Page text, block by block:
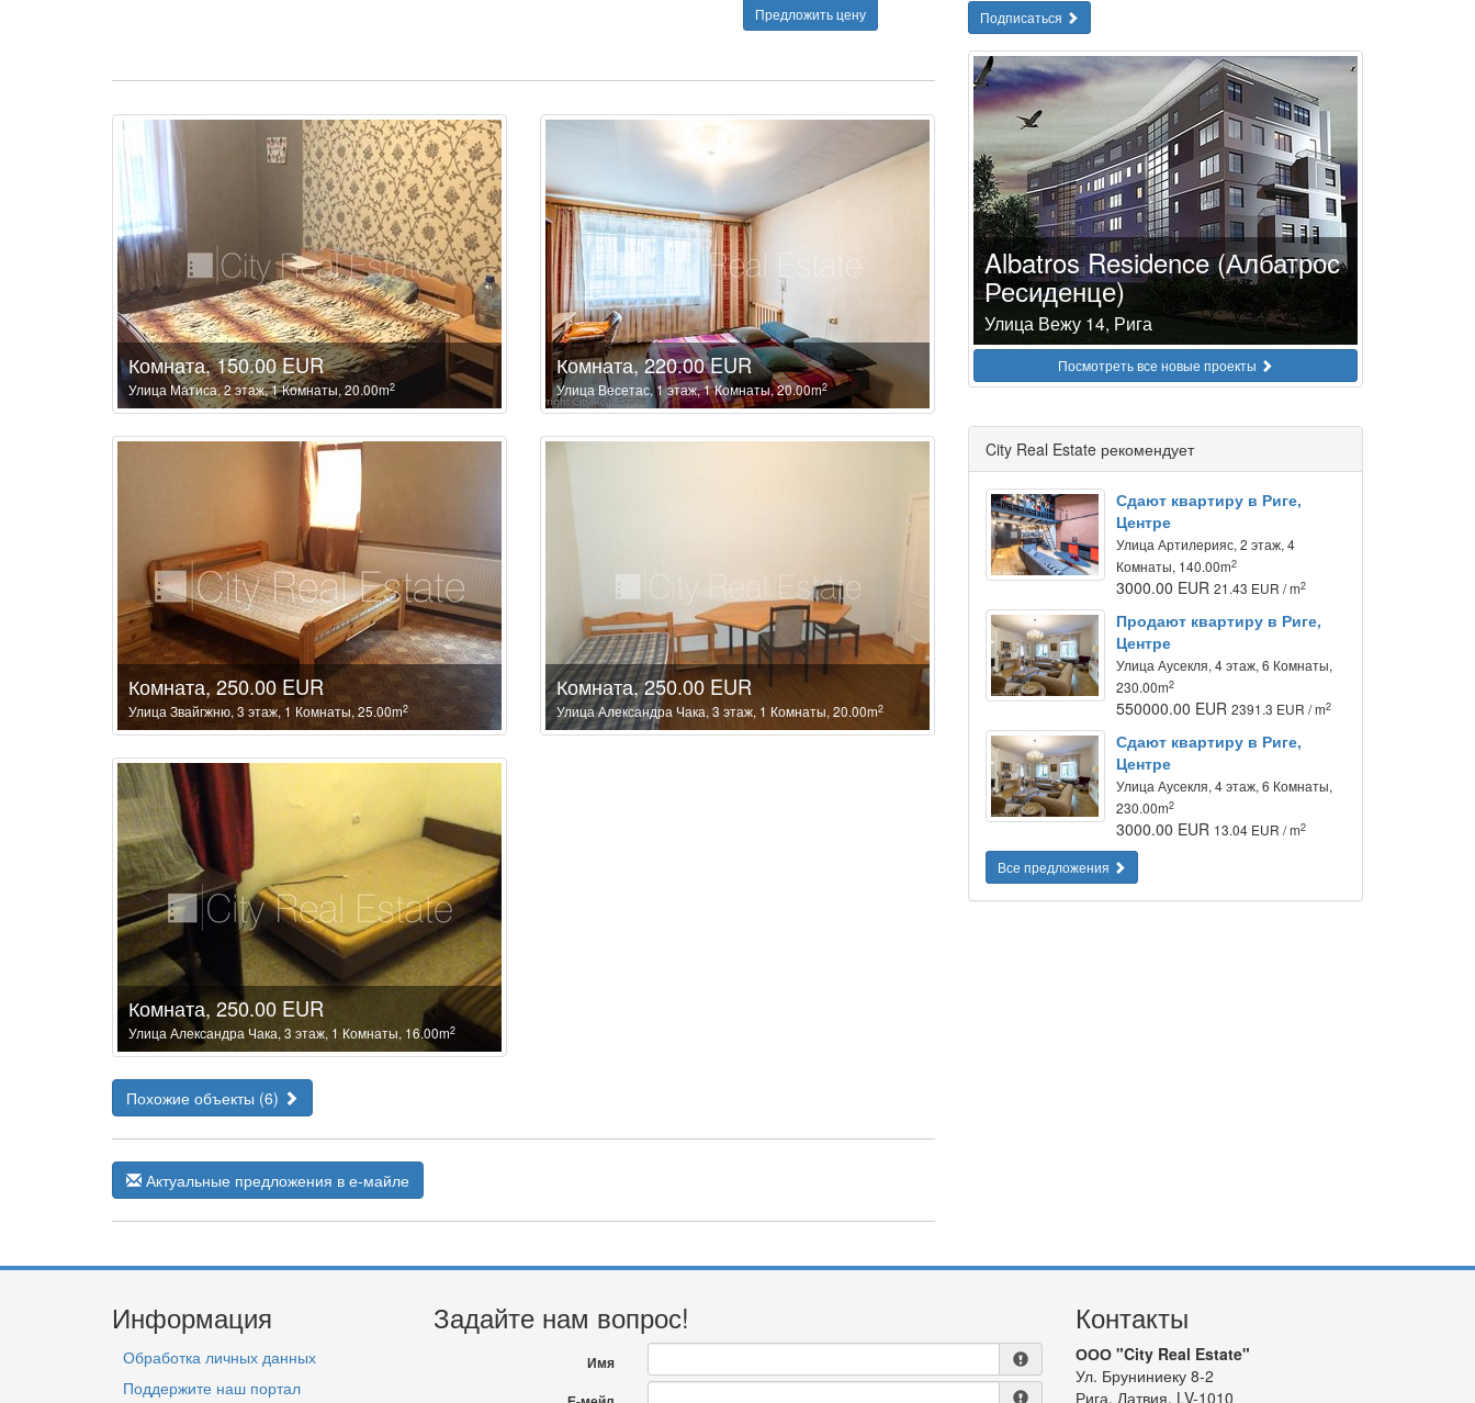
Предложить цену
Комната, 150.00 EUR
Улица Матиса, 2 этаж, 1 Комнаты, 20.00m2
Комната, 220.00 EUR
Улица Весетас, 1 этаж, 1 Комнаты, 20.00m2
Комната, 250.00 EUR
Улица Звайгжню, 3 этаж, 1 Комнаты, 25.00m2
Комната, 250.00 EUR
Улица Александра Чака, 3 этаж, 1 Комнаты, 20.00m2
Комната, 250.00 EUR
Улица Александра Чака, 3 этаж, 1 Комнаты, 16.00m2
Похожие объекты (6)
Актуальные предложения в е-майле
Подписаться
Albatros Residence (Албатрос
Ресиденце)
Улица Вежу 14, Рига
Посмотреть все новые проекты
City Real Estate рекомендует
Сдают квартиру в Риге,
Центре
Улица Артилерияс, 2 этаж, 4
Комнаты, 140.00m2
3000.00 EUR21.43 EUR / m2
Продают квартиру в Риге,
Центре
Улица Аусекля, 4 этаж, 6 Комнаты,
230.00m2
550000.00 EUR2391.3 EUR / m2
Сдают квартиру в Риге,
Центре
Улица Аусекля, 4 этаж, 6 Комнаты,
230.00m2
3000.00 EUR 13.04 EUR / m2
Все предложения
Информация
Обработка личных данных
Поддержите наш портал
Задайте нам вопрос!
Имя
Контакты
ООО "City Real Estate"
Ул. Бруниниеку 8-2
Рига, Латвия, LV-1010